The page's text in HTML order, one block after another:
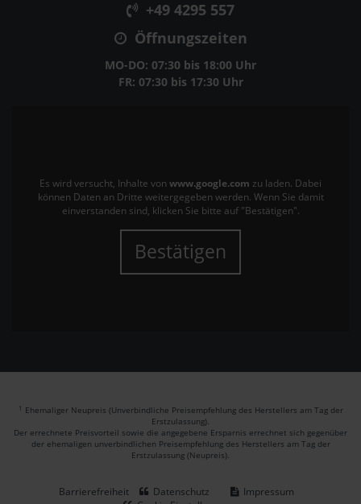
+49 4295 557
Öffnungszeiten
MO-DO: 07:30 bis 18:00 Uhr
FR: 07:30 bis 17:30 Uhr
Es wird versucht, Inhalte von www.google.com zu laden. Dabei
können Daten an Dritte weitergegeben werden. Wenn Sie damit
einverstanden sind, klicken Sie bitte auf "Bestätigen".
Bestätigen
1 Ehemaliger Neupreis (Unverbindliche Preisempfehlung des Herstellers am Tag der
Erstzulassung).
Der errechnete Preisvorteil sowie die angegebene Ersparnis errechnet sich gegenüber
der ehemaligen unverbindlichen Preisempfehlung des Herstellers am Tag der
Erstzulassung (Neupreis).
Barrierefreiheit Datenschutz
Impressum